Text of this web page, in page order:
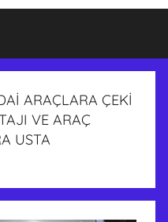
ARAÇLARA ÇEKİ
VE ARAÇ
USTA